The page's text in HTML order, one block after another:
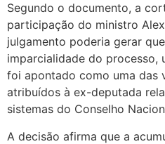
Segundo o documento, a
participação do ministro
julgamento poderia gerar
imparcialidade do processo,
foi apontado como uma das
atribuídos à ex-deputada
sistemas do Conselho
A decisão afirma que a